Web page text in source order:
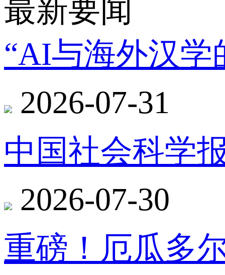
最新要闻
“AI与海外汉学
2026-07-31
中国社会科学
2026-07-30
重磅！厄瓜多